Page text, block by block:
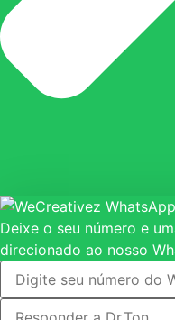
Deixe o seu número e
direcionado ao nosso